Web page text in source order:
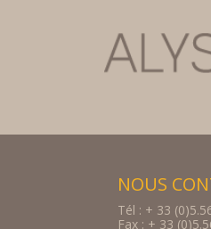
NOUS
Tél : + 33
Fax : + 33